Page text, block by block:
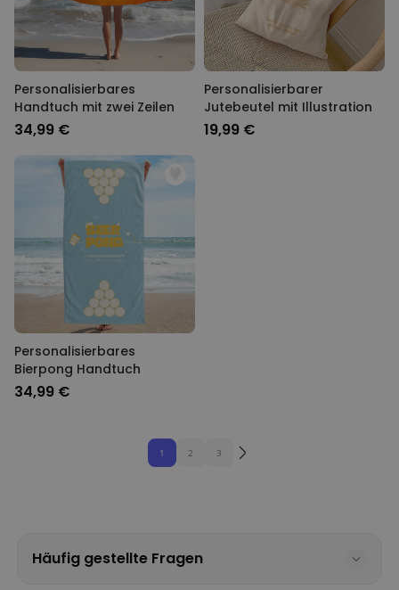
Personalisierbares
Handtuch mit zwei Zeilen
34,99 €
Personalisierbarer
Jutebeutel mit Illustration
19,99 €
Personalisierbares
Bierpong Handtuch
34,99 €
1 2 3
Häufig gestellte Fragen